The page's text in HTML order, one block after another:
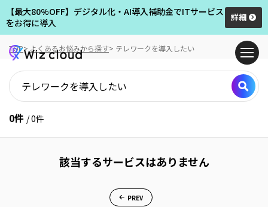
【最大80%OFF】デジタル化・AI導入補助金でITサービス
をお得に導入
詳細
TOP よくあるお悩みから探す テレワークを導入したい
レ
0件 / 0件
該当するサービスはありません
PREV